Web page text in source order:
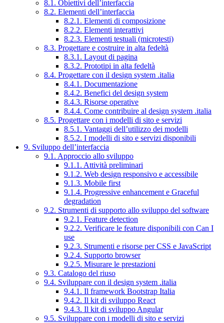
8.1. Obiettivi dell’interfaccia
8.2. Elementi dell’interfaccia
8.2.1. Elementi di composizione
8.2.2. Elementi interattivi
8.2.3. Elementi testuali (microtesti)
8.3. Progettare e costruire in alta fedeltà
8.3.1. Layout di pagina
8.3.2. Prototipi in alta fedeltà
8.4. Progettare con il design system .italia
8.4.1. Documentazione
8.4.2. Benefici del design system
8.4.3. Risorse operative
8.4.4. Come contribuire al design system .italia
8.5. Progettare con i modelli di sito e servizi
8.5.1. Vantaggi dell’utilizzo dei modelli
8.5.2. I modelli di sito e servizi disponibili
9. Sviluppo dell’interfaccia
9.1. Approccio allo sviluppo
9.1.1. Attività preliminari
9.1.2. Web design responsivo e accessibile
9.1.3. Mobile first
9.1.4. Progressive enhancement e Graceful
degradation
9.2. Strumenti di supporto allo sviluppo del software
9.2.1. Feature detection
9.2.2. Verificare le feature disponibili con Can I
use
9.2.3. Strumenti e risorse per CSS e JavaScript
9.2.4. Supporto browser
9.2.5. Misurare le prestazioni
9.3. Catalogo del riuso
9.4. Sviluppare con il design system .italia
9.4.1. Il framework Bootstrap Italia
9.4.2. Il kit di sviluppo React
9.4.3. Il kit di sviluppo Angular
9.5. Sviluppare con i modelli di sito e servizi